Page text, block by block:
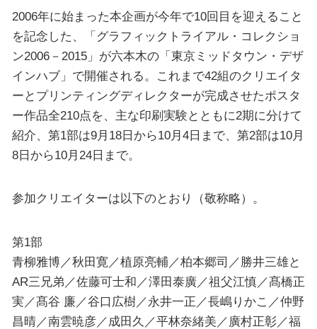
2006年に始まった本企画が今年で10回目を迎えること
を記念した、「グラフィックトライアル・コレクショ
ン2006－2015」が六本木の「東京ミッドタウン・デザ
インハブ」で開催される。これまで42組のクリエイタ
ーとプリンティングディレクターが完成させたポスタ
ー作品全210点を、主な印刷実験とともに2期に分けて
紹介、第1部は9月18日から10月4日まで、第2部は10月
8日から10月24日まで。
参加クリエイターは以下のとおり（敬称略）。
第1部
青柳雅博／秋田寛／植原亮輔／柏本郷司／勝井三雄と
AR三兄弟／佐藤可士和／澤田泰廣／祖父江慎／髙橋正
実／髙谷 廉／谷口広樹／永井一正／長嶋りかこ／仲野
昌晴／南雲暁彦／成田久／平林奈緒美／廣村正彰／福